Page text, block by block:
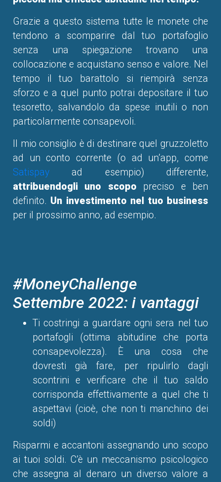
Grazie a questo sistema tutte le monete che
tendono a scomparire dal tuo portafoglio
senza una spiegazione trovano una
collocazione e acquistano senso e valore. Nel
tempo il tuo barattolo si riempirà senza
sforzo e a quel punto potrai depositare il tuo
tesoretto, salvandolo da spese inutili o non
particolarmente consapevoli.
Il mio consiglio è di destinare quel gruzzoletto
ad un conto corrente (o ad un’app, come
Satispay ad esempio) differente,
attribuendogli uno scopo preciso e ben
definito. Un investimento nel tuo business
per il prossimo anno, ad esempio.
#MoneyChallenge
Settembre 2022: i vantaggi
Ti costringi a guardare ogni sera nel tuo
portafogli (ottima abitudine che porta
consapevolezza). È una cosa che
dovresti già fare, per ripulirlo dagli
scontrini e verificare che il tuo saldo
corrisponda effettivamente a quel che ti
aspettavi (cioè, che non ti manchino dei
soldi)
Risparmi e accantoni assegnando uno scopo
ai tuoi soldi. C’è un meccanismo psicologico
che assegna al denaro un diverso valore a